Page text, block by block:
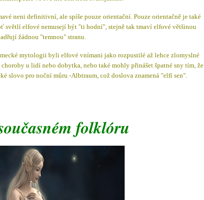
neni definitivní, ale spíše pouze orientační. Pouze orientačně je také
světlí elfové nemusejí být "ti hodní", stejně tak tmaví elfové většinou
žádnou "temnou" stranu.
mytologii byli elfové vnímani jako rozpustilé až lehce zlomyslné
u lidí nebo dobytka, nebo také mohly přinášet špatné sny tím, že
slovo pro noční můru -Albtraum, což doslova znamená "elfí sen".
folklóru